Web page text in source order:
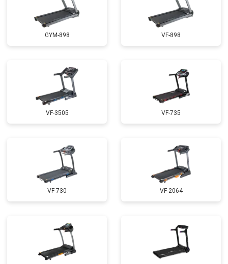
GYM-898 VF-898
VF-3505 VF-735
VF-730 VF-2064